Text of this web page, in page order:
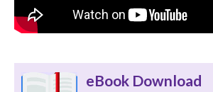
eBook Download